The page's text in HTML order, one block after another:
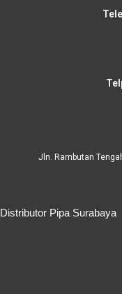
Jln. Rambutan
Distributor Pipa Surabaya